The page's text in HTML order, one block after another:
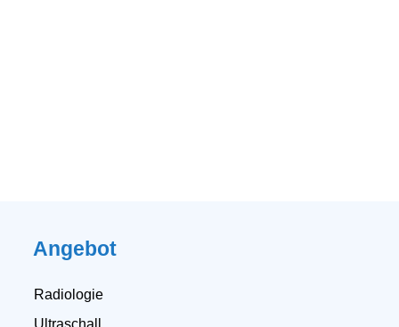
Angebot
Radiologie
Ultraschall